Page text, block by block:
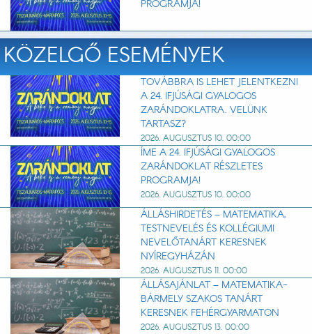
PROGRAMJA!
KÖZELGŐ ESEMÉNYEK
TOVÁBBRA IS LEHET JELENTKEZNI
A 24. IFJÚSÁGI GYALOGOS
ZARÁNDOKLATRA. VELÜNK
TARTASZ?
2026. AUGUSZTUS 10. 00:00
ÍME A 24. IFJÚSÁGI GYALOGOS
ZARÁNDOKLAT RÉSZLETES
PROGRAMJA!
2026. AUGUSZTUS 10. 00:00
ÁLLÁSHIRDETÉS – MATEMATIKA,
TESTNEVELÉS ÉS KOLLÉGIUMI
NEVELŐTANÁRT KERESNEK
NYÍREGYHÁZÁN
2026. AUGUSZTUS 11. 00:00
ÁLLÁSAJÁNLAT – MATEMATIKA-
BÁRMELY SZAKOS TANÁRT
KERESNEK FEHÉRGYARMATON
2026. AUGUSZTUS 13. 00:00